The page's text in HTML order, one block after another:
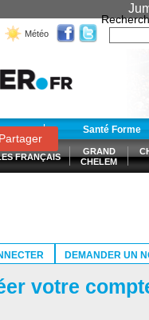
Météo
Santé Forme
FRANÇAIS
GRAND
CHELEM
Partager
DEMANDER UN
votre